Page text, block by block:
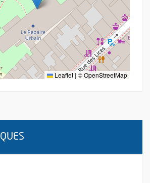
Leaflet | ©OpenStreetMap